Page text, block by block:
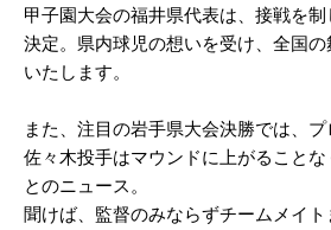
甲子園大会の福井県代表は、接戦を
決定。県内球児の想いを受け、全国
いたします。
また、注目の岩手県大会決勝では、
佐々木投手はマウンドに上がること
とのニュース。
聞けば、監督のみならずチームメイ